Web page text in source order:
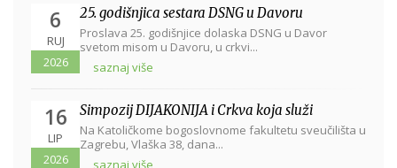
6
RUJ
2026
25. godišnjica sestara DSNG u Davoru
Proslava 25. godišnjice dolaska DSNG u Davor
svetom misom u Davoru, u crkvi...
saznaj više
16
LIP
2026
Simpozij DIJAKONIJA i Crkva koja služi
Na Katoličkome bogoslovnome fakultetu sveučilišta u
Zagrebu, Vlaška 38, dana...
saznaj više